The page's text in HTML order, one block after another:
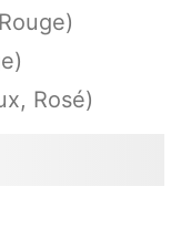
Rosé)